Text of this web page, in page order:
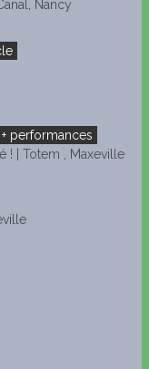
Nancy
performances
! | Totem , Maxeville